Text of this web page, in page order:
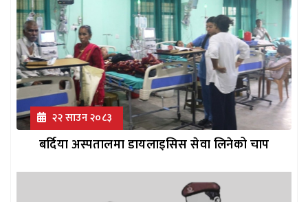
२२ साउन २०८३
बर्दिया अस्पतालमा डायलाइसिस सेवा लिनेको चाप